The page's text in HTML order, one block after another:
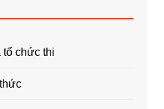
tổ chức thi